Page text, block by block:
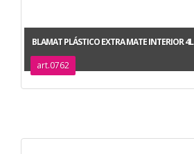
BLAMAT PLÁSTICO EXTRA MATE INTERIOR 4L
art.0762